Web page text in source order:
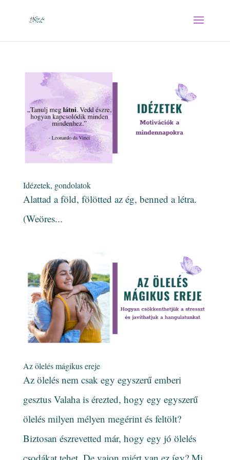
Idézetek, gondolatok
Alattad a föld, fölötted az ég, benned a létra.
(Weöres...
Az ölelés mágikus ereje
Az ölelés nem csak egy egyszerű emberi
gesztus Valaha is érezted, hogy egy egyszerű
ölelés milyen mélyen megérint és feltölt?
Biztosan észrevetted már, hogy egy jó ölelés